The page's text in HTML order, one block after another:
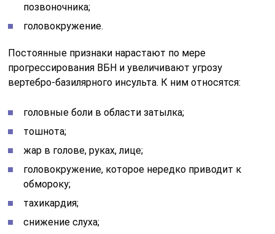
позвоночника;
головокружение.
Постоянные признаки нарастают по мере
прогрессирования ВБН и увеличивают угрозу
вертебро-базилярного инсульта. К ним относятся:
головные боли в области затылка;
тошнота;
жар в голове, руках, лице;
головокружение, которое нередко приводит к
обмороку;
тахикардия;
снижение слуха;